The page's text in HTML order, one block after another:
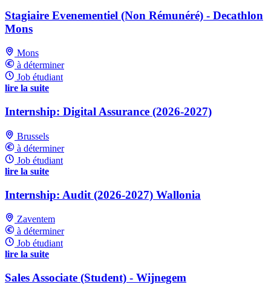
Stagiaire Evenementiel (Non Rémunéré) - Decathlon
Mons
Mons
à déterminer
Job étudiant
lire la suite
Internship: Digital Assurance (2026-2027)
Brussels
à déterminer
Job étudiant
lire la suite
Internship: Audit (2026-2027) Wallonia
Zaventem
à déterminer
Job étudiant
lire la suite
Sales Associate (Student) - Wijnegem